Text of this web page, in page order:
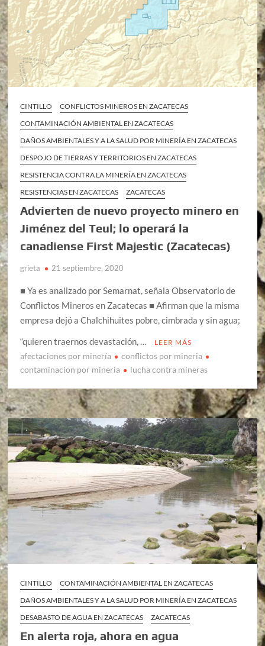
CINTILLO
CONFLICTOS MINEROS EN ZACATECAS
CONTAMINACIÓN AMBIENTAL EN ZACATECAS
DAÑOS AMBIENTALES Y A LA SALUD POR MINERÍA EN ZACATECAS
DESPOJO DE TIERRAS Y TERRITORIOS EN ZACATECAS
RESISTENCIA CONTRA LA MINERÍA EN ZACATECAS
RESISTENCIAS EN ZACATECAS
ZACATECAS
Advierten de nuevo proyecto minero en
Jiménez del Teul; lo operará la
canadiense First Majestic (Zacatecas)
grieta 21 septiembre, 2020
■ Ya es analizado por Semarnat, señala Observatorio de
Conflictos Mineros en Zacatecas ■ Afirman que la misma
empresa dejó a Chalchihuites pobre, cimbrada y sin agua;
“quieren traernos devastación, …
LEER MÁS
afectaciones por minería
conflictos por mineria
contaminacion por mineria
lucha contra mineras
CINTILLO
CONTAMINACIÓN AMBIENTAL EN ZACATECAS
DAÑOS AMBIENTALES Y A LA SALUD POR MINERÍA EN ZACATECAS
DESABASTO DE AGUA EN ZACATECAS
ZACATECAS
En alerta roja, ahora en agua